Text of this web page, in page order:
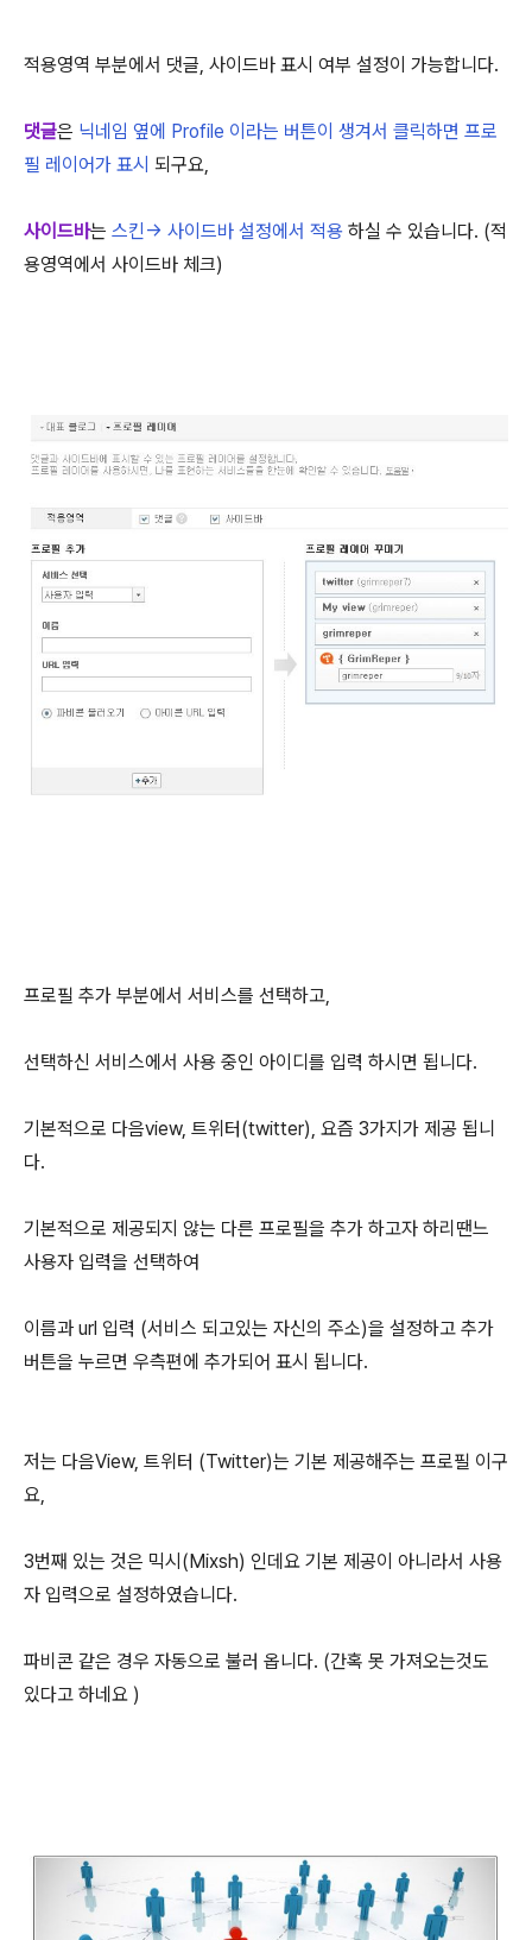
적용영역 부분에서 댓글, 사이드바 표시 여부 설정이 가능합니다.
댓글은 닉네임 옆에 Profile 이라는 버튼이 생겨서 클릭하면 프로
필 레이어가 표시 되구요,
사이드바는 스킨-> 사이드바 설정에서 적용 하실 수 있습니다. (적
용영역에서 사이드바 체크)
프로필 추가 부분에서 서비스를 선택하고,
선택하신 서비스에서 사용 중인 아이디를 입력 하시면 됩니다.
기본적으로 다음view, 트위터(twitter), 요즘 3가지가 제공 됩니
다.
기본적으로 제공되지 않는 다른 프로필을 추가 하고자 하리땐느
사용자 입력을 선택하여
이름과 url 입력 (서비스 되고있는 자신의 주소)을 설정하고 추가
버튼을 누르면 우측편에 추가되어 표시 됩니다.
저는 다음View, 트위터 (Twitter)는 기본 제공해주는 프로필 이구
요,
3번째 있는 것은 믹시(Mixsh) 인데요 기본 제공이 아니라서 사용
자 입력으로 설정하였습니다.
파비콘 같은 경우 자동으로 불러 옵니다. (간혹 못 가져오는것도
있다고 하네요 )